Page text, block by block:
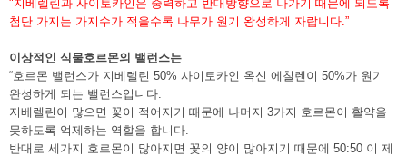
"지베렐린과 사이토카인은 중력하고 반대방향으로 나가기 때문에 되도록
첨단 가지는 가지수가 적을수록 나무가 원기 왕성하게 자랍니다.”
이상적인 식물호르몬의 밸런스는
“호르몬 밸런스가 지베렐린 50% 사이토카인 옥신 에칠렌이 50%가 원기
완성하게 되는 밸런스입니다.
지베렐린이 많으면 꽃이 적어지기 때문에 나머지 3가지 호르몬이 활약을
못하도록 억제하는 역할을 합니다.
반대로 세가지 호르몬이 많아지면 꽃의 양이 많아지기 때문에 50:50 이 제